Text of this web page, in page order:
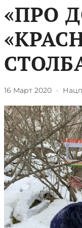
«ПРО
16 Март 2020 ·